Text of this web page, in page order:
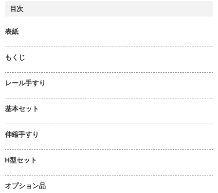
目次
表紙
もくじ
レール手すり
基本セット
伸縮手すり
H型セット
オプション品